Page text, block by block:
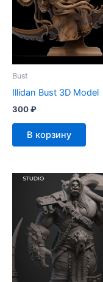
Bust
Illidan Bust 3D Model
300₽
В корзину